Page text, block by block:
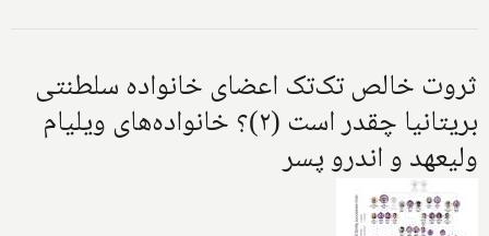
ثروت خالص تک‌تک اعضای خانواده سلطنتی
بریتانیا چقدر است (۲)؟ خانواده‌های ویلیام
ولیعهد و اندرو پسر